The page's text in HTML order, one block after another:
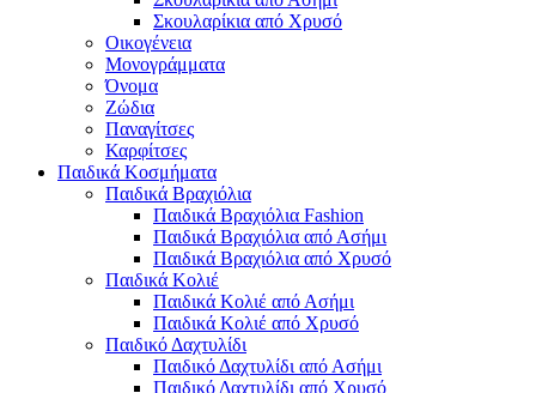
Σκουλαρίκια από Χρυσό
Οικογένεια
Μονογράμματα
Όνομα
Ζώδια
Παναγίτσες
Καρφίτσες
Παιδικά Κοσμήματα
Παιδικά Βραχιόλια
Παιδικά Βραχιόλια Fashion
Παιδικά Βραχιόλια από Ασήμι
Παιδικά Βραχιόλια από Χρυσό
Παιδικά Κολιέ
Παιδικά Κολιέ από Ασήμι
Παιδικά Κολιέ από Χρυσό
Παιδικό Δαχτυλίδι
Παιδικό Δαχτυλίδι από Ασήμι
Παιδικό Δαχτυλίδι από Χρυσό